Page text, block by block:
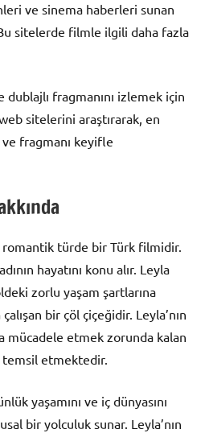
ve sinema haberleri sunan
sitelerde filmle ilgili daha fazla
fragmanını izlemek için
sitelerini araştırarak, en
fragmanı keyifle
türde bir Türk filmidir.
hayatını konu alır. Leyla
zorlu yaşam şartlarına
bir çöl çiçeğidir. Leyla’nın
mücadele etmek zorunda kalan
temsil etmektedir.
yaşamını ve iç dünyasını
bir yolculuk sunar. Leyla’nın